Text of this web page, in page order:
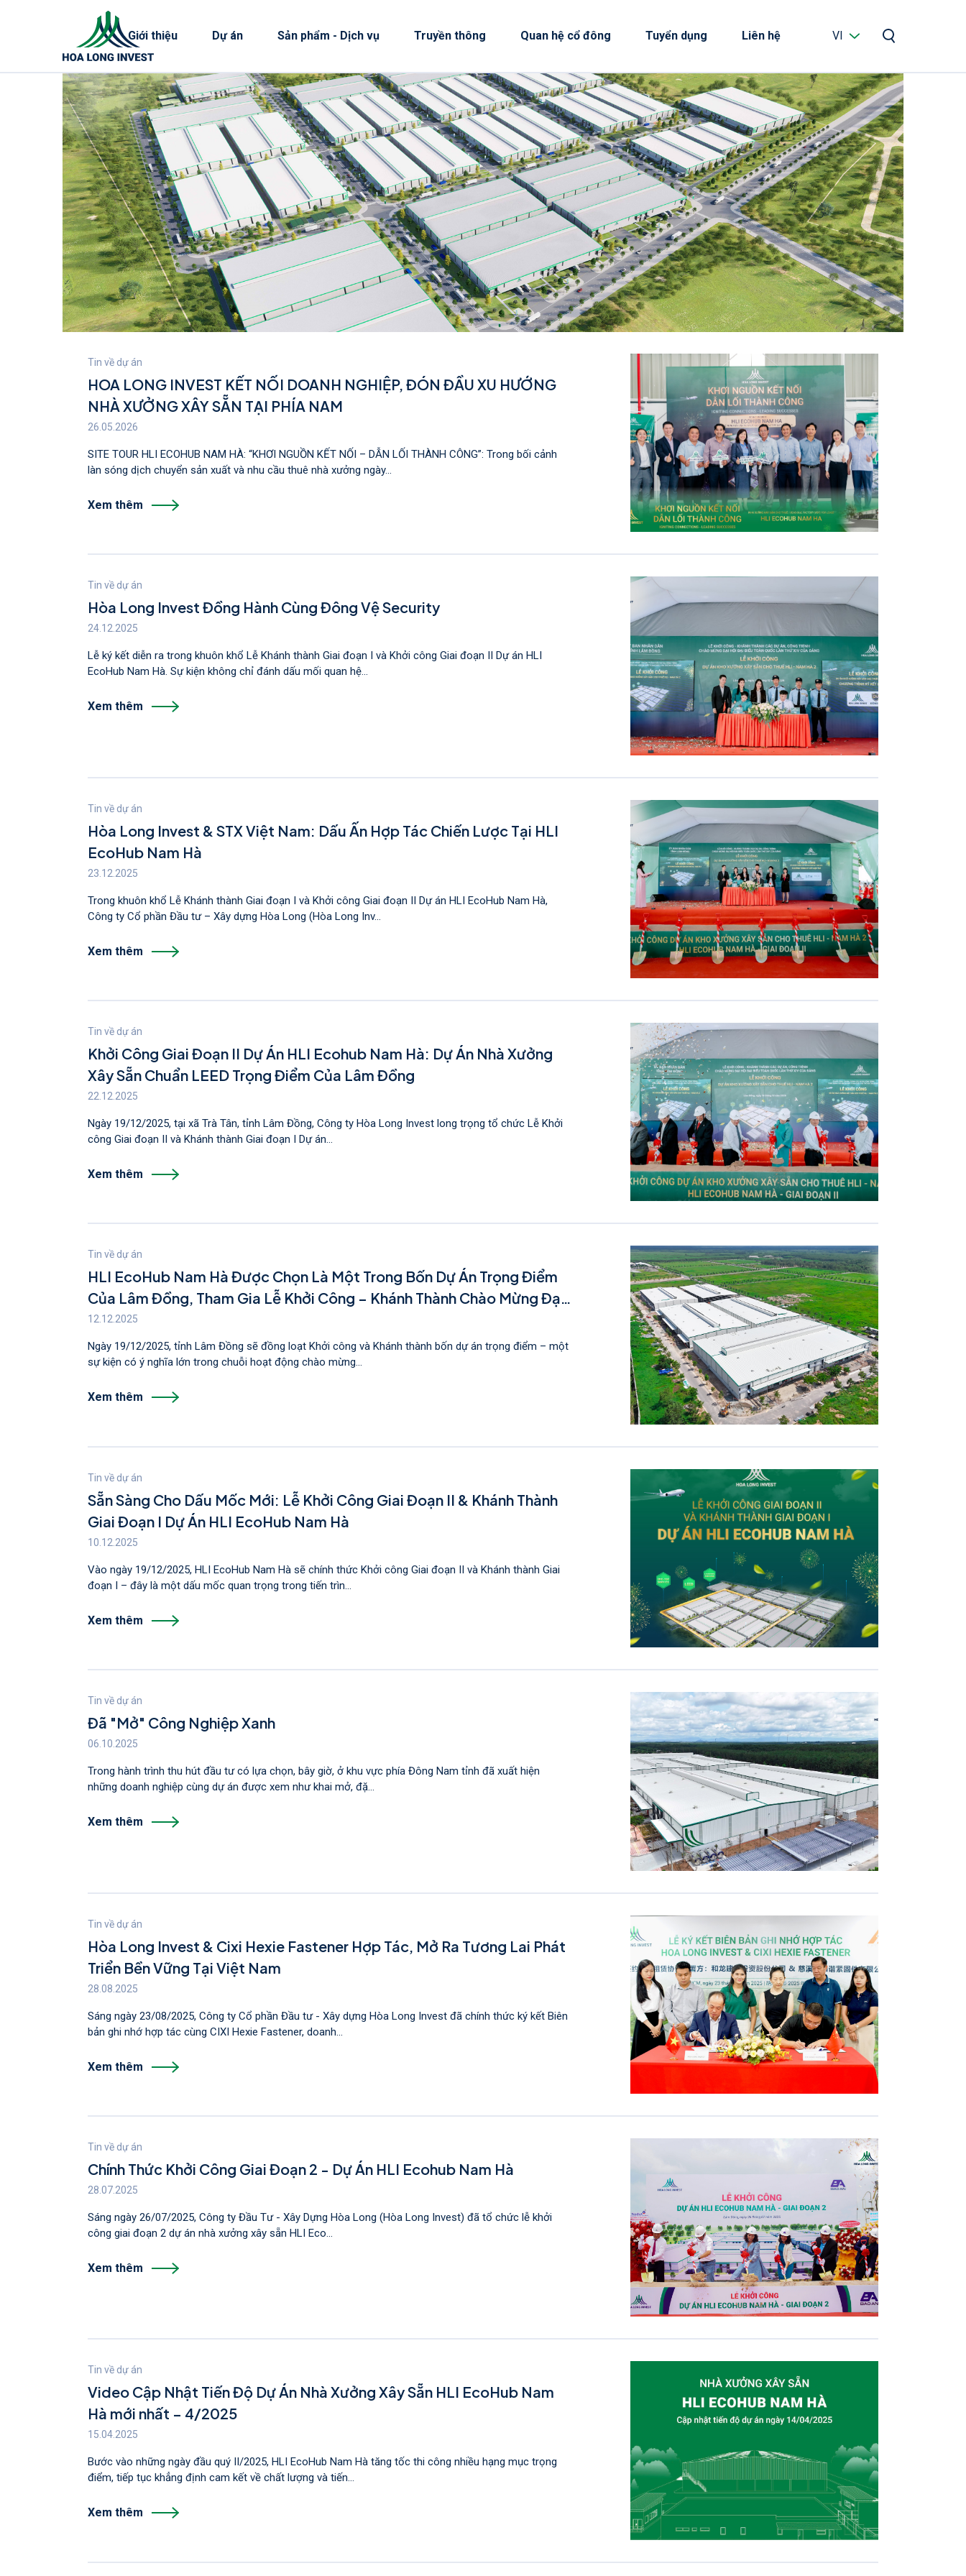
Giới thiệu Dự án Sản phẩm - Dịch vụ Truyền thông Quan hệ cổ đông Tuyển dụng Liên hệ VI
Tin về dự án
HOA LONG INVEST KẾT NỐI DOANH NGHIỆP, ĐÓN ĐẦU XU HƯỚNG
NHÀ XƯỞNG XÂY SẴN TẠI PHÍA NAM
26.05.2026
SITE TOUR HLI ECOHUB NAM HÀ: “KHƠI NGUỒN KẾT NỐI – DẪN LỐI THÀNH CÔNG”: Trong bối cảnh
làn sóng dịch chuyển sản xuất và nhu cầu thuê nhà xưởng ngày...
Xem thêm
Tin về dự án
Hòa Long Invest Đồng Hành Cùng Đông Vệ Security
24.12.2025
Lễ ký kết diễn ra trong khuôn khổ Lễ Khánh thành Giai đoạn I và Khởi công Giai đoạn II Dự án HLI
EcoHub Nam Hà. Sự kiện không chỉ đánh dấu mối quan hệ...
Xem thêm
Tin về dự án
Hòa Long Invest & STX Việt Nam: Dấu Ấn Hợp Tác Chiến Lược Tại HLI
EcoHub Nam Hà
23.12.2025
Trong khuôn khổ Lễ Khánh thành Giai đoạn I và Khởi công Giai đoạn II Dự án HLI EcoHub Nam Hà,
Công ty Cổ phần Đầu tư – Xây dựng Hòa Long (Hòa Long Inv...
Xem thêm
Tin về dự án
Khởi Công Giai Đoạn II Dự Án HLI Ecohub Nam Hà: Dự Án Nhà Xưởng
Xây Sẵn Chuẩn LEED Trọng Điểm Của Lâm Đồng
22.12.2025
Ngày 19/12/2025, tại xã Trà Tân, tỉnh Lâm Đồng, Công ty Hòa Long Invest long trọng tổ chức Lễ Khởi
công Giai đoạn II và Khánh thành Giai đoạn I Dự án...
Xem thêm
Tin về dự án
HLI EcoHub Nam Hà Được Chọn Là Một Trong Bốn Dự Án Trọng Điểm
Của Lâm Đồng, Tham Gia Lễ Khởi Công – Khánh Thành Chào Mừng Đại
Hội Đảng Lần Thứ XIV
12.12.2025
Ngày 19/12/2025, tỉnh Lâm Đồng sẽ đồng loạt Khởi công và Khánh thành bốn dự án trọng điểm – một
sự kiện có ý nghĩa lớn trong chuỗi hoạt động chào mừng...
Xem thêm
Tin về dự án
Sẵn Sàng Cho Dấu Mốc Mới: Lễ Khởi Công Giai Đoạn II & Khánh Thành
Giai Đoạn I Dự Án HLI EcoHub Nam Hà
10.12.2025
Vào ngày 19/12/2025, HLI EcoHub Nam Hà sẽ chính thức Khởi công Giai đoạn II và Khánh thành Giai
đoạn I – đây là một dấu mốc quan trọng trong tiến trìn...
Xem thêm
Tin về dự án
Đã "Mở" Công Nghiệp Xanh
06.10.2025
Trong hành trình thu hút đầu tư có lựa chọn, bây giờ, ở khu vực phía Đông Nam tỉnh đã xuất hiện
những doanh nghiệp cùng dự án được xem như khai mở, đặ...
Xem thêm
Tin về dự án
Hòa Long Invest & Cixi Hexie Fastener Hợp Tác, Mở Ra Tương Lai Phát
Triển Bền Vững Tại Việt Nam
28.08.2025
Sáng ngày 23/08/2025, Công ty Cổ phần Đầu tư - Xây dựng Hòa Long Invest đã chính thức ký kết Biên
bản ghi nhớ hợp tác cùng CIXI Hexie Fastener, doanh...
Xem thêm
Tin về dự án
Chính Thức Khởi Công Giai Đoạn 2 - Dự Án HLI Ecohub Nam Hà
28.07.2025
Sáng ngày 26/07/2025, Công ty Đầu Tư - Xây Dựng Hòa Long (Hòa Long Invest) đã tổ chức lễ khởi
công giai đoạn 2 dự án nhà xưởng xây sẵn HLI Eco...
Xem thêm
Tin về dự án
Video Cập Nhật Tiến Độ Dự Án Nhà Xưởng Xây Sẵn HLI EcoHub Nam
Hà mới nhất – 4/2025
15.04.2025
Bước vào những ngày đầu quý II/2025, HLI EcoHub Nam Hà tăng tốc thi công nhiều hạng mục trọng
điểm, tiếp tục khẳng định cam kết về chất lượng và tiến...
Xem thêm